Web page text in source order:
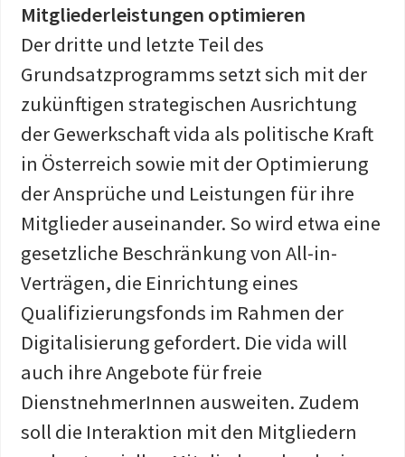
Mitgliederleistungen optimieren
Der dritte und letzte Teil des
Grundsatzprogramms setzt sich mit der
zukünftigen strategischen Ausrichtung
der Gewerkschaft vida als politische Kraft
in Österreich sowie mit der Optimierung
der Ansprüche und Leistungen für ihre
Mitglieder auseinander. So wird etwa eine
gesetzliche Beschränkung von All-in-
Verträgen, die Einrichtung eines
Qualifizierungsfonds im Rahmen der
Digitalisierung gefordert. Die vida will
auch ihre Angebote für freie
DienstnehmerInnen ausweiten. Zudem
soll die Interaktion mit den Mitgliedern